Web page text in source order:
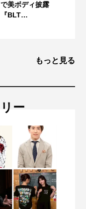
で美ボディ披露
『BLT…
もっと見る
ー